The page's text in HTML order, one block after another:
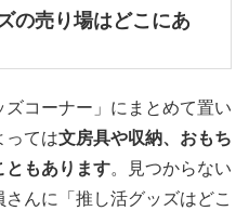
の売り場はどこにあ
コーナー」にまとめて置い
っては文房具や収納、おもち
ともあります。見つからない
んに「推し活グッズはどこ